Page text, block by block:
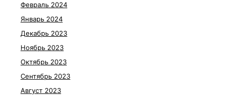
Февраль 2024
Январь 2024
Декабрь 2023
Ноябрь 2023
Октябрь 2023
Сентябрь 2023
Август 2023